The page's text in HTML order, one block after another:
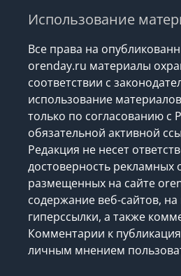
Использование
Все права на
orenday.ru материалы
соответствии с
использование
только по согласованию с
обязательной активной
Редакция не несет
достоверность рекламных
размещенных на сайте
содержание веб-сайтов,
гиперссылки, а также
Комментарии к
личным мнением